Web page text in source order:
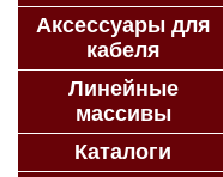
Аксессуары для
кабеля
Линейные
массивы
Каталоги